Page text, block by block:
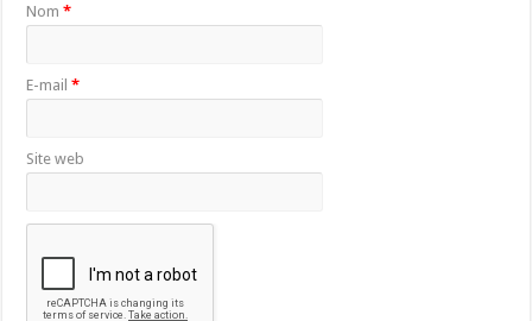
Nom*
E-mail*
Site web